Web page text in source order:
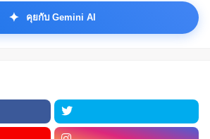
✦ คุยกับ Gemini AI